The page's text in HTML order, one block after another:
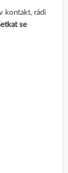
kontakt, rádi
se